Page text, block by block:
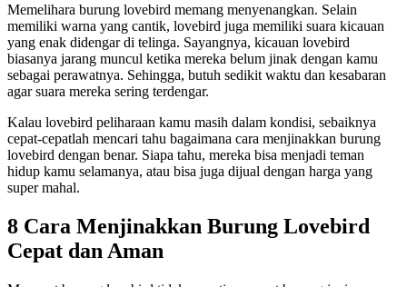
Memelihara burung lovebird memang menyenangkan. Selain
memiliki warna yang cantik, lovebird juga memiliki suara kicauan
yang enak didengar di telinga. Sayangnya, kicauan lovebird
biasanya jarang muncul ketika mereka belum jinak dengan kamu
sebagai perawatnya. Sehingga, butuh sedikit waktu dan kesabaran
agar suara mereka sering terdengar.
Kalau lovebird peliharaan kamu masih dalam kondisi, sebaiknya
cepat-cepatlah mencari tahu bagaimana cara menjinakkan burung
lovebird dengan benar. Siapa tahu, mereka bisa menjadi teman
hidup kamu selamanya, atau bisa juga dijual dengan harga yang
super mahal.
8 Cara Menjinakkan Burung Lovebird
Cepat dan Aman